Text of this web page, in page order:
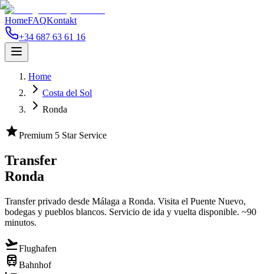
HomeFAQKontakt
+34 687 63 61 16
Home
Costa del Sol
Ronda
starPremium 5 Star Service
Transfer
Ronda
Transfer privado desde Málaga a Ronda. Visita el Puente Nuevo,
bodegas y pueblos blancos. Servicio de ida y vuelta disponible. ~90
minutos.
flight_takeoffFlughafen
train Bahnhof